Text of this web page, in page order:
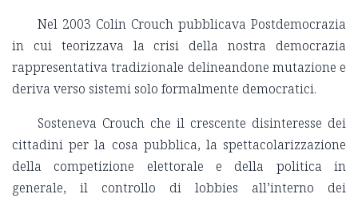
Nel 2003 Colin Crouch pubblicava Postdemocrazia
in cui teorizzava la crisi della nostra democrazia
rappresentativa tradizionale delineandone mutazione e
deriva verso sistemi solo formalmente democratici.
Sosteneva Crouch che il crescente disinteresse dei
cittadini per la cosa pubblica, la spettacolarizzazione
della competizione elettorale e della politica in
generale, il controllo di lobbies all’interno dei